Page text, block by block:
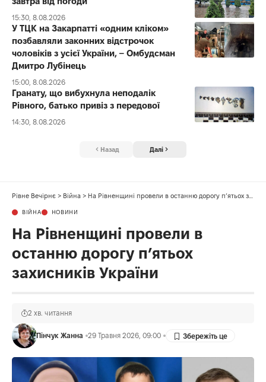
15:30, 8.08.2026
У ТЦК на Закарпатті «одним кліком»
позбавляли законних відстрочок
чоловіків з усієї України, – Омбудсман
Дмитро Лубінець
15:00, 8.08.2026
Гранату, що вибухнула неподалік
Рівного, батько привіз з передової
14:30, 8.08.2026
Назад Далі
Рівне Вечірнє > Війна > На Рівненщині провели в останню дорогу п’ятьох захисників України
ВІЙНА НОВИНИ
На Рівненщині провели в
останню дорогу п’ятьох
захисників України
Пінчук Жанна 29 Травня 2026, 09:00
2 хв. читання